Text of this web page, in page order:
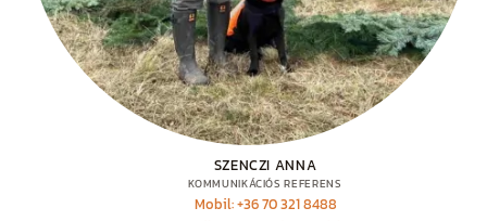
SZENCZI ANNA
KOMMUNIKÁCIÓS REFERENS
Mobil: +36 70 321 8488